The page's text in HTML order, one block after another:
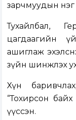
зарчмуудын нэг
Тухайлбал,
цагдаагийн
ашиглаж
зүйн шинжлэх
Хүн
“Тохирсон
үүссэн.